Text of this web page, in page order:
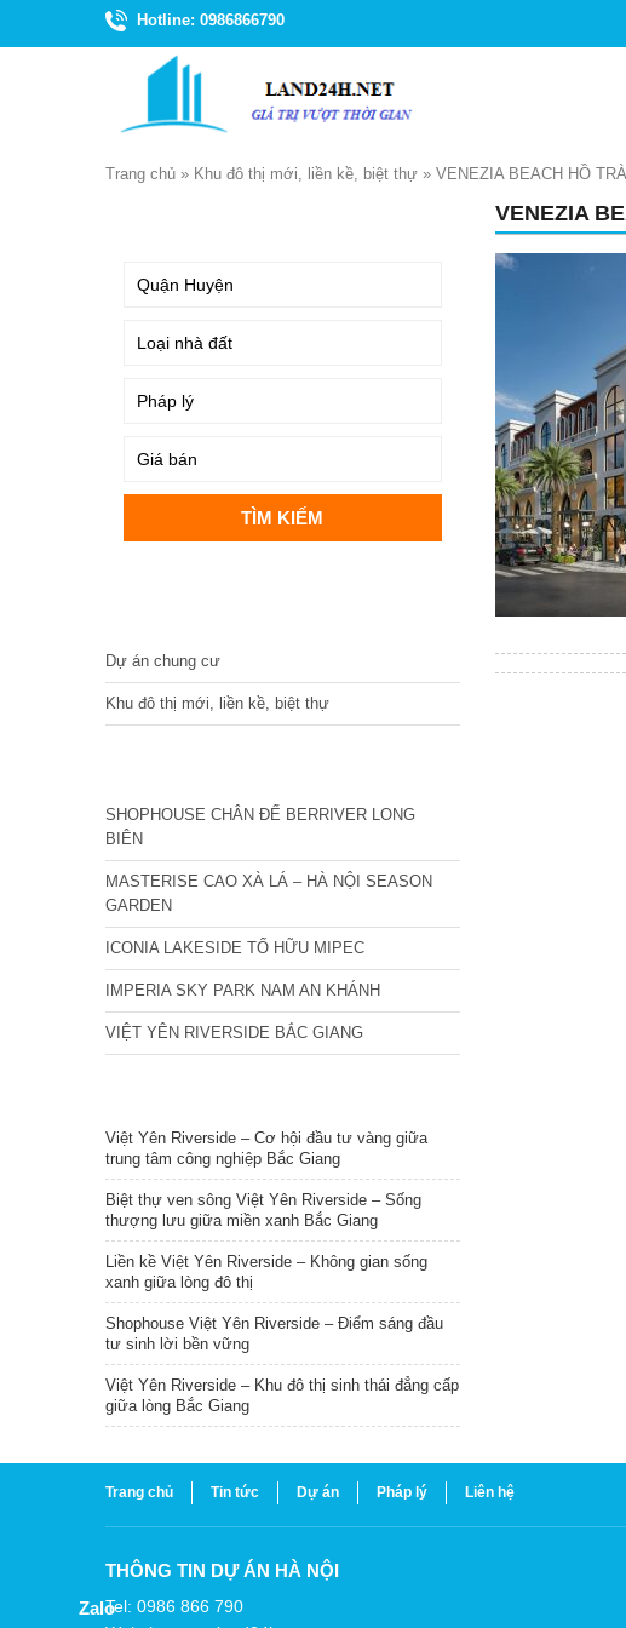
Hotline: 0986866790
Trang chủ » Khu đô thị mới, liền kề, biệt thự » VENEZIA BEACH HỒ
VENEZIA
Dự án chung cư
Khu đô thị mới, liền kề, biệt thự
SHOPHOUSE CHÂN ĐẾ BERRIVER LONG
BIÊN
MASTERISE CAO XÀ LÁ – HÀ NỘI SEASON
GARDEN
ICONIA LAKESIDE TỐ HỮU MIPEC
IMPERIA SKY PARK NAM AN KHÁNH
VIỆT YÊN RIVERSIDE BẮC GIANG
Việt Yên Riverside – Cơ hội đầu tư vàng giữa
trung tâm công nghiệp Bắc Giang
Biệt thự ven sông Việt Yên Riverside – Sống
thượng lưu giữa miền xanh Bắc Giang
Liền kề Việt Yên Riverside – Không gian sống
xanh giữa lòng đô thị
Shophouse Việt Yên Riverside – Điểm sáng đầu
tư sinh lời bền vững
Việt Yên Riverside – Khu đô thị sinh thái đẳng cấp
giữa lòng Bắc Giang
Trang chủ Tin tức Dự án Pháp lý Liên hệ
THÔNG TIN DỰ ÁN HÀ NỘI
Tel: 0986 866 790
Zalo